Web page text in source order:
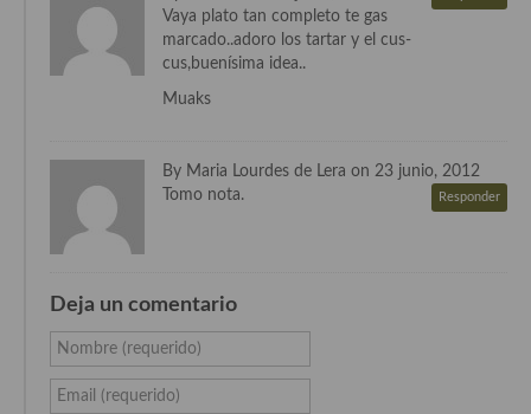
Cocina Sudafrinaca
Cocina del Congo
Cocina callejera
Cocinas de España
Cocina Andaluza
Cocina Aragonesa
Vaya plato tan completo te gas
marcado..adoro los tartar y el cus-
cus,buenísima idea..
Muaks
By Maria Lourdes de Lera on 23 junio, 2012
Responder
Tomo nota.
Deja un comentario
Nombre (requerido)
Email (requerido)